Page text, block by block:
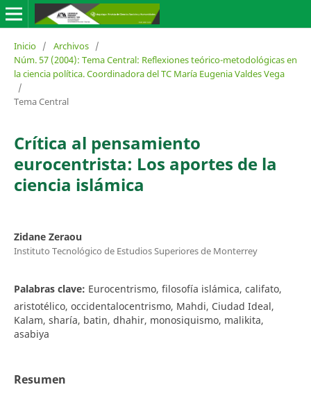
Inicio / Archivos /
Núm. 57 (2004): Tema Central: Reflexiones teórico-metodológicas en
la ciencia política. Coordinadora del TC María Eugenia Valdes Vega
/
Tema Central
Crítica al pensamiento
eurocentrista: Los aportes de la
ciencia islámica
Zidane Zeraou
Instituto Tecnológico de Estudios Superiores de Monterrey
Palabras clave: Eurocentrismo, filosofía islámica, califato,
aristotélico, occidentalocentrismo, Mahdi, Ciudad Ideal,
Kalam, sharía, batin, dhahir, monosiquismo, malikita,
asabiya
Resumen